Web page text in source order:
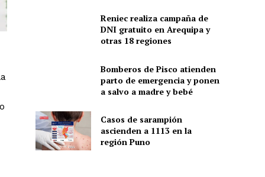
Reniec realiza campaña de
DNI gratuito en Arequipa y
otras 18 regiones
Bomberos de Pisco atienden
parto de emergencia y ponen
a salvo a madre y bebé
Casos de sarampión
ascienden a 1113 en la
región Puno